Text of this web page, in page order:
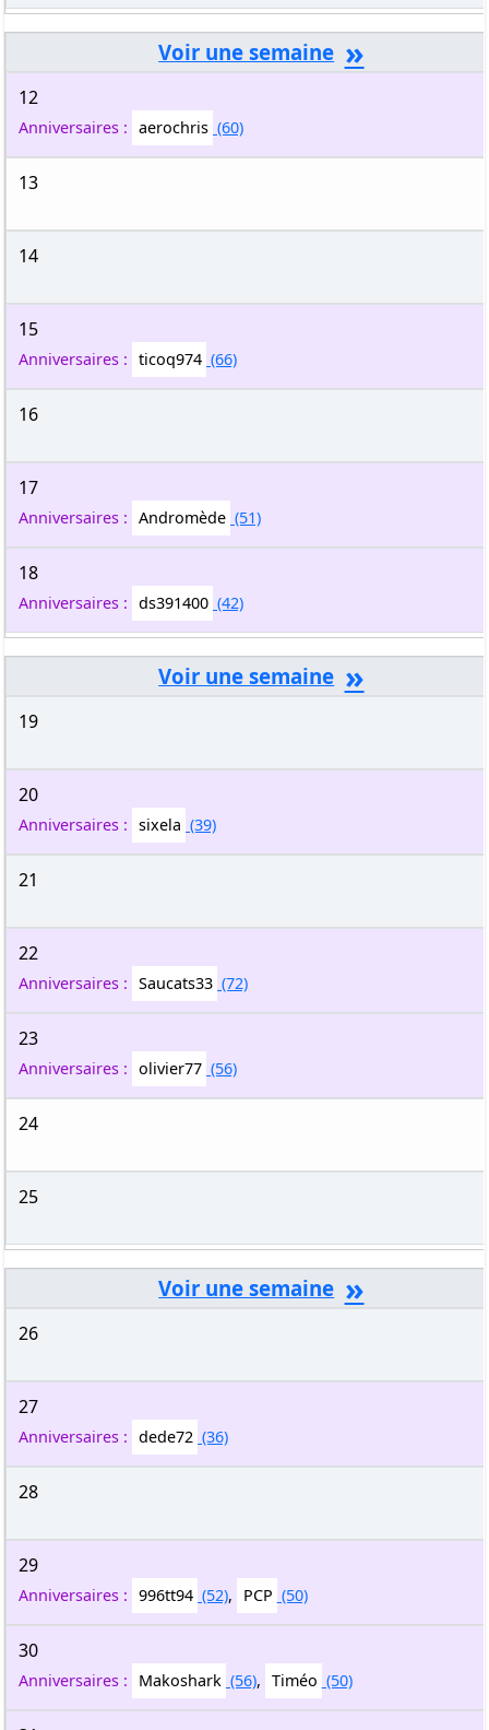
»
12
Anniversaires : aerochris (60)
13
14
15
Anniversaires : ticoq974 (66)
16
17
Anniversaires : Andromède (51)
18
Anniversaires : ds391400 (42)
»
19
20
Anniversaires : sixela (39)
21
22
Anniversaires : Saucats33 (72)
23
Anniversaires : olivier77 (56)
24
25
»
26
27
Anniversaires : dede72 (36)
28
29
Anniversaires : 996tt94 (52), PCP (50)
30
Anniversaires : Makoshark (56), Timéo (50)